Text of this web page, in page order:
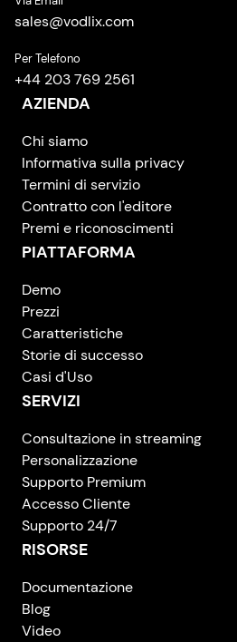
sales@vodlix.com
Per Telefono
+44 203 769 2561
AZIENDA
Chi siamo
Informativa sulla privacy
Termini di servizio
Contratto con l'editore
Premi e riconoscimenti
PIATTAFORMA
Demo
Prezzi
Caratteristiche
Storie di successo
Casi d'Uso
SERVIZI
Consultazione in streaming
Personalizzazione
Supporto Premium
Accesso Cliente
Supporto 24/7
RISORSE
Documentazione
Blog
Video